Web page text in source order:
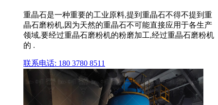
重晶石是一种重要的工业原料,提到重晶石不得不提到重
晶石磨粉机,因为天然的重晶石不可能直接应用于各生产
领域,要经过重晶石磨粉机的粉磨加工,经过重晶石磨粉机
的 .
联系电话: 180 3780 8511